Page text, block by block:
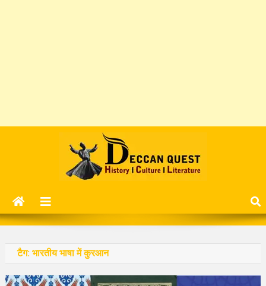
Deccan Quest
टैग: भारतीय भाषा में कुरआन